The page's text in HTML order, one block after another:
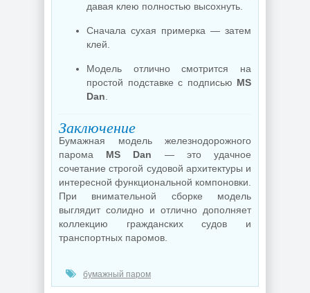
давая клею полностью высохнуть.
Сначала сухая примерка — затем
клей.
Модель отлично смотрится на
простой подставке с подписью MS
Dan
Заключение
Бумажная модель железнодорожного
парома MS Dan — это удачное
сочетание строгой судовой архитектуры и
интересной функциональной компоновки.
При внимательной сборке модель
выглядит солидно и отлично дополняет
коллекцию гражданских судов и
транспортных паромов.
бумажный паром